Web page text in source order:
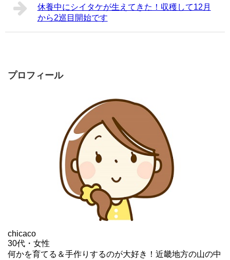
休養中にシイタケが生えてきた！収穫して12月
から2巡目開始です
プロフィール
chicaco
30代・女性
何かを育てる＆手作りするのが大好き！近畿地方の山の中